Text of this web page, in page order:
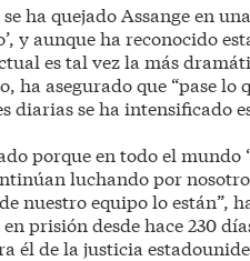
ha quejado Assange en
y aunque ha reconocido
es tal vez la más
ha asegurado que “pase lo
diarias se ha intensificado
porque en todo el mundo
luchando por
nuestro equipo lo están”,
prisión desde hace 230
él de la justicia